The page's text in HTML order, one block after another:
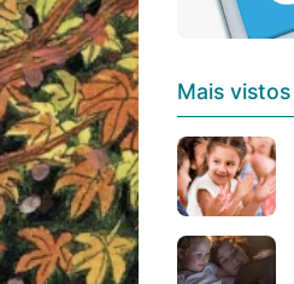
Mais vistos